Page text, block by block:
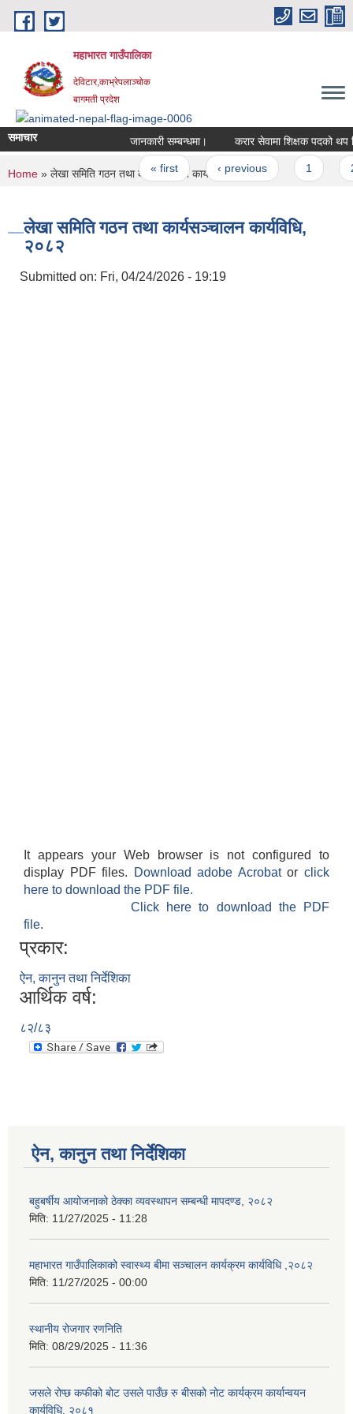
Skip to main content
महाभारत गाउँपालिका
देविटार,काभ्रेपलाञ्चोक
बागमती प्रदेश
समाचार जानकारी सम्बन्धमा। करार सेवामा शिक्षक पदको थप
Pages
« first ‹ previous
You are here
Home » लेखा समिति गठन तथा कार्यसञ्चालन कार्यविधि, २०८२
लेखा समिति गठन तथा कार्यसञ्चालन कार्यविधि,
२०८२
Submitted on: Fri, 04/24/2026 - 19:19
It appears your Web browser is not configured to
display PDF files.
Download adobe Acrobatorclick
here to download the PDF file.
Click here to download the PDF
file.
प्रकार:
ऐन, कानुन तथा निर्देशिका
आर्थिक वर्ष:
८२/८३
ऐन, कानुन तथा निर्देशिका
बहुबर्षीय आयोजनाको ठेक्का व्यवस्थापन सम्बन्धी मापदण्ड, २०८२
मिति: 11/27/2025 - 11:28
महाभारत गाउँपालिकाको स्वास्थ्य बीमा सञ्चालन कार्यक्रम कार्यविधि ,२०८२
मिति: 11/27/2025 - 00:00
स्थानीय रोजगार रणनिति
मिति: 08/29/2025 - 11:36
जसले रोप्छ कफीको बोट उसले पाउँछ रु बीसको नोट कार्यक्रम कार्यान्वयन
कार्यविधि, २०८१